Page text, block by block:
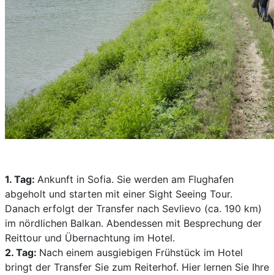
1. Tag: Ankunft in Sofia. Sie werden am Flughafen
abgeholt und starten mit einer Sight Seeing Tour.
Danach erfolgt der Transfer nach Sevlievo (ca. 190 km)
im nördlichen Balkan. Abendessen mit Besprechung der
Reittour und Übernachtung im Hotel.
2. Tag: Nach einem ausgiebigen Frühstück im Hotel
bringt der Transfer Sie zum Reiterhof. Hier lernen Sie Ihre